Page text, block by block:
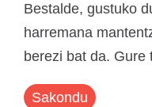
Bestalde, gustuko
harremana
berezi bat da. Gure
Sakondu